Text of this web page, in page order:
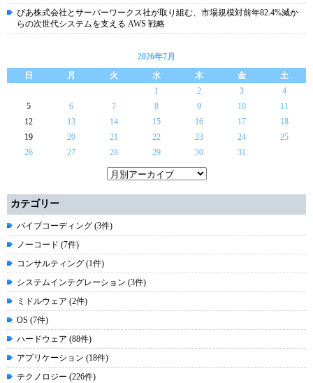
ぴあ株式会社とサーバーワークス社が取り組む、市場規模対前年82.4%減か
らの次世代システムを支える AWS 戦略
2026年7月
日
月 火 水 木 金
土
1
2 3
4
5
6 7 8 9 10
11
12
13 14 15 16 17
18
19
20 21 22 23 24
25
26
27 28 29 30 31
カテゴリー
バイブコーディング (3件)
ノーコード (7件)
コンサルティング (1件)
システムインテグレーション (3件)
ミドルウェア (2件)
OS (7件)
ハードウェア (88件)
アプリケーション (18件)
テクノロジー (226件)